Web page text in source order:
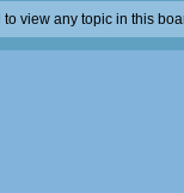
view any topic in this